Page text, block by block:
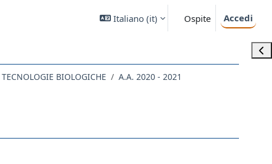
Italiano ‎(it)‎ Ospite Accedi
BIOLOGICHE
A.A. 2020 - 2021